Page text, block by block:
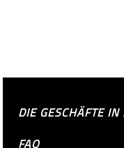
DIE GESCHÄFTE
FAQ